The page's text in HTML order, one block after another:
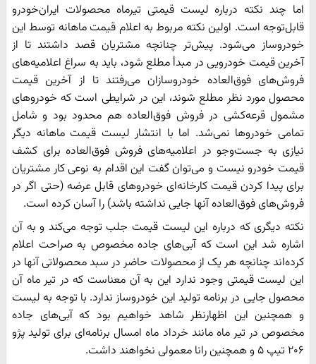
اما چند نکته درباره لیست قیمتی تیرماه محصولات ایران‌خودرو
قابل‌توجه است. اولین نکته مربوط به اعلام قیمت ماهانه توسط این
خودروساز می‌شود. پیش‌تر چنانچه مشتریان قصد داشتند تا از
آخرین قیمت خودرویی در مبدأ مطلع شود، باید به سراغ اعلامیه‌های
فروش‌های فوق‌العاده خودروسازان می‌رفتند تا از آخرین قیمت
محصول مورد نظر مطلع شوند، این در شرایطی است که خودروهای
مشمول قرعه‌کشی در فروش فوق‌العاده هم محدود بود و شامل
تمامی خودرو‌ها نمی‌شد. اما با انتشار لیست قیمت ماهانه دیگر
نیازی به جست‌و‌جو در اعلامیه‌های فروش فوق‌العاده برای کشف
قیمت خودرو نیست و می‌توان گفت این اقدام به نوعی کار مشتریان
برای پیدا کردن قیمت کارخانه‌ای خودروهای قابل عرضه (حتی اگر در
فروش‌های فوق‌العاده آنها جایی نداشته باشد) را آسان کرده است.
نکته دیگری که درباره این لیست قیمت جلب توجه می‌کند و به آن
اشاره شد این است که آبی‌های جاده مخصوص به صراحت اعلام
کرده‌اند چنانچه هر یک از محصولات حاضر در سبد محصولاتی آنها در
این لیست قیمتی وجود ندارد این به آن معناست که در تیر ماه آن
محصول جایی در برنامه تولید این خودروساز ندارد. با توجه به لیست
و همچنین این اظهارنظر شاهد خواهیم بود که آبی‌های جاده
مخصوص در تیر ماه مانند خرداد ماه امسال برنامه‌ای برای تولید پژو
۲۰۶ تیپ ۵ و همچنین رانا معمولی نخواهند داشت.